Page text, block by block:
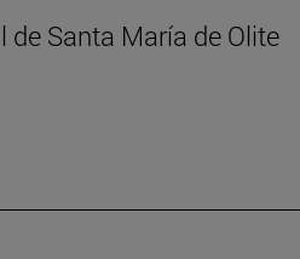
Santa María de Olite